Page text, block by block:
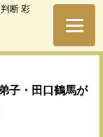
子・田口鶴馬が